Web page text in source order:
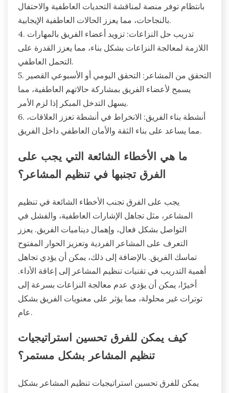
بانتظام توفر منصة لمناقشة التحديات العاطفية والاحتفال
بالنجاحات، مما يعزز الحالات العاطفية الإيجابية.
4. تدريب حل النزاعات: تزويد أعضاء الفريق بالمهارات
اللازمة لمعالجة النزاعات بشكل بناء، مما يعزز القدرة على
التحمل العاطفي.
5. التحقق من المشاعر: التحقق اليومي أو الأسبوعي القصير
يسمح لأعضاء الفريق بمشاركة حالاتهم العاطفية، مما
يسهل التدخل المبكر إذا لزم الأمر.
6. أنشطة بناء الفريق: الانخراط في أنشطة تعزز العلاقات،
مما يساعد على بناء الثقة والأمان العاطفي داخل الفريق.
ما هي الأخطاء الشائعة التي يجب على
الفرق تجنبها في تنظيم المشاعر؟
يجب على الفرق تجنب الأخطاء الشائعة في تنظيم
المشاعر، مثل تجاهل الإشارات العاطفية، والفشل في
التواصل بشكل فعال، وإهمال ديناميات الفريق. يعزز
التعرف على المشاعر الفردية وتعزيز الحوار المفتوح
تماسك الفريق. بالإضافة إلى ذلك، يمكن أن يؤدي تجاهل
أهمية التدريب في تقنيات تنظيم المشاعر إلى إعاقة الأداء.
أخيرًا، يمكن أن يؤدي عدم معالجة النزاعات بسرعة إلى
توترات غير محلولة، مما يؤثر على معنويات الفريق بشكل
عام.
كيف يمكن للفرق تحسين استراتيجيات
تنظيم المشاعر بشكل مستمر؟
يمكن للفرق تحسين استراتيجيات تنظيم المشاعر بشكل